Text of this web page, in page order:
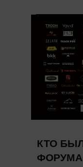
КТО
ФОРУМА